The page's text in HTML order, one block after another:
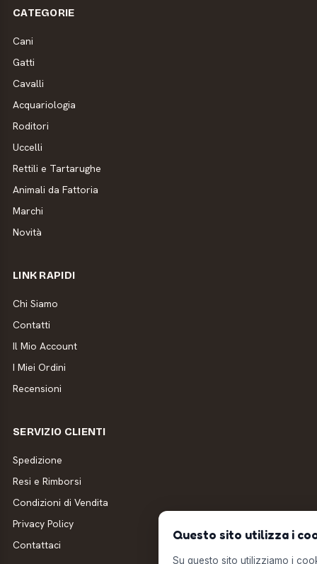
CATEGORIE
Cani
Gatti
Cavalli
Acquariologia
Roditori
Uccelli
Rettili e Tartarughe
Animali da Fattoria
Marchi
Novità
LINK RAPIDI
Chi Siamo
Contatti
Il Mio Account
I Miei Ordini
Recensioni
SERVIZIO CLIENTI
Spedizione
Resi e Rimborsi
Condizioni di Vendita
Privacy Policy
Contattaci
Questo sito utilizza i
Su questo sito utilizziamo i